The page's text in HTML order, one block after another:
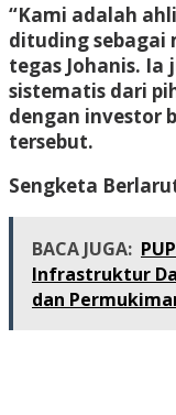
“Kami adalah
dituding sebagai
tegas Johanis.
sistematis dari
dengan investor
tersebut.
Sengketa
BACA JUGA:
Infrastruktur
dan